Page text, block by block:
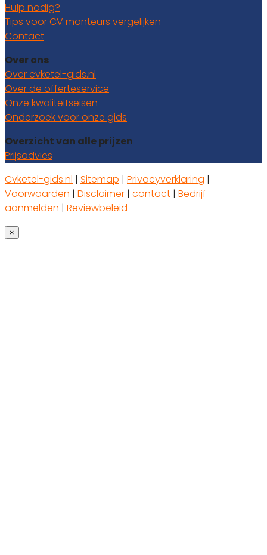
Hulp nodig?
Tips voor CV monteurs vergelijken
Contact
Over ons
Over cvketel-gids.nl
Over de offerteservice
Onze kwaliteitseisen
Onderzoek voor onze gids
Overzicht van alle prijzen
Prijsadvies
Cvketel-gids.nl | Sitemap | Privacyverklaring |
Voorwaarden | Disclaimer | contact | Bedrijf
aanmelden | Reviewbeleid
×